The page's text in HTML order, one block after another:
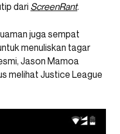
dari ScreenRant.
juga sempat
menuliskan tagar
Jason Mamoa
melihat Justice League